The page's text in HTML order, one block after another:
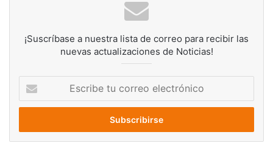
¡Suscríbase a nuestra lista de correo para recibir las
nuevas actualizaciones de Noticias!
correo